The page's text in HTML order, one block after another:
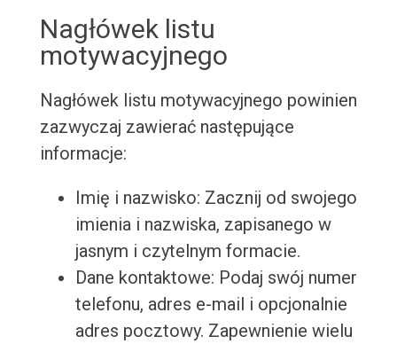
Nagłówek listu
motywacyjnego
Nagłówek listu motywacyjnego powinien
zazwyczaj zawierać następujące
informacje:
Imię i nazwisko: Zacznij od swojego
imienia i nazwiska, zapisanego w
jasnym i czytelnym formacie.
Dane kontaktowe: Podaj swój numer
telefonu, adres e-mail i opcjonalnie
adres pocztowy. Zapewnienie wielu